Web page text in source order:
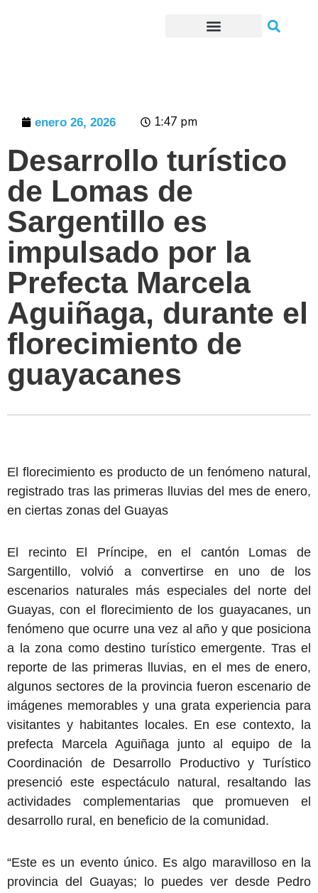
enero 26, 2026 1:47 pm
Desarrollo turístico
de Lomas de
Sargentillo es
impulsado por la
Prefecta Marcela
Aguiñaga, durante el
florecimiento de
guayacanes
El florecimiento es producto de un fenómeno natural,
registrado tras las primeras lluvias del mes de enero,
en ciertas zonas del Guayas
El recinto El Príncipe, en el cantón Lomas de
Sargentillo, volvió a convertirse en uno de los
escenarios naturales más especiales del norte del
Guayas, con el florecimiento de los guayacanes, un
fenómeno que ocurre una vez al año y que posiciona
a la zona como destino turístico emergente. Tras el
reporte de las primeras lluvias, en el mes de enero,
algunos sectores de la provincia fueron escenario de
imágenes memorables y una grata experiencia para
visitantes y habitantes locales. En ese contexto, la
prefecta Marcela Aguiñaga junto al equipo de la
Coordinación de Desarrollo Productivo y Turístico
presenció este espectáculo natural, resaltando las
actividades complementarias que promueven el
desarrollo rural, en beneficio de la comunidad.
“Este es un evento único. Es algo maravilloso en la
provincia del Guayas; lo puedes ver desde Pedro